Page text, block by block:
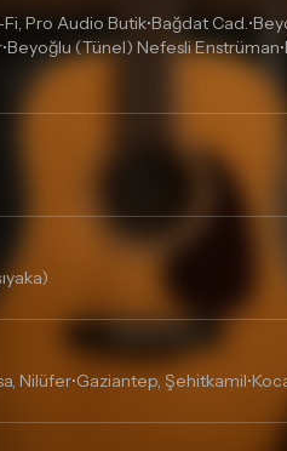
Pro Audio Butik•Bağdat Cad.•
•Beyoğlu (Tünel) Nefesli Enstrüman•
Nilüfer•Gaziantep, Şehitkamil•